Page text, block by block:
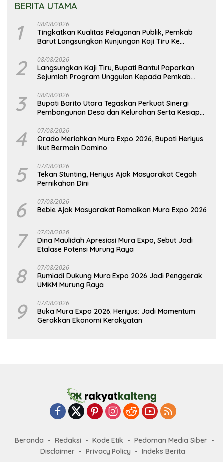
BERITA UTAMA
1 08/08/2026
Tingkatkan Kualitas Pelayanan Publik, Pemkab
Barut Langsungkan Kunjungan Kaji Tiru Ke
2 08/08/2026
Langsungkan Kaji Tiru, Bupati Bantul Paparkan
Sejumlah Program Unggulan Kepada Pemkab
3 08/08/2026
Bupati Barito Utara Tegaskan Perkuat Sinergi
Pembangunan Desa dan Kelurahan Serta Kesiapan
4 07/08/2026
Orado Meriahkan Mura Expo 2026, Bupati Heriyus
Ikut Bermain Domino
5 07/08/2026
Tekan Stunting, Heriyus Ajak Masyarakat Cegah
Pernikahan Dini
6 07/08/2026
Bebie Ajak Masyarakat Ramaikan Mura Expo 2026
7 07/08/2026
Dina Maulidah Apresiasi Mura Expo, Sebut Jadi
Etalase Potensi Murung Raya
8 07/08/2026
Rumiadi Dukung Mura Expo 2026 Jadi Penggerak
UMKM Murung Raya
9 07/08/2026
Buka Mura Expo 2026, Heriyus: Jadi Momentum
Gerakkan Ekonomi Kerakyatan
Beranda Redaksi Kode Etik
Pedoman Media Siber
Disclaimer
Privacy Policy
Indeks Berita